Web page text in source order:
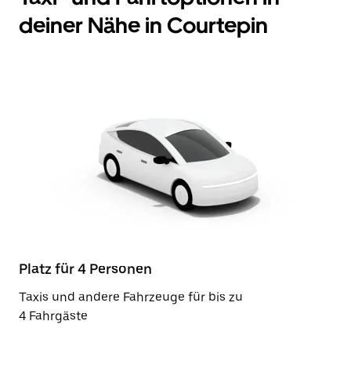
deiner Nähe in Courtepin
Platz für 4 Personen
Taxis und andere Fahrzeuge für bis zu
4 Fahrgäste